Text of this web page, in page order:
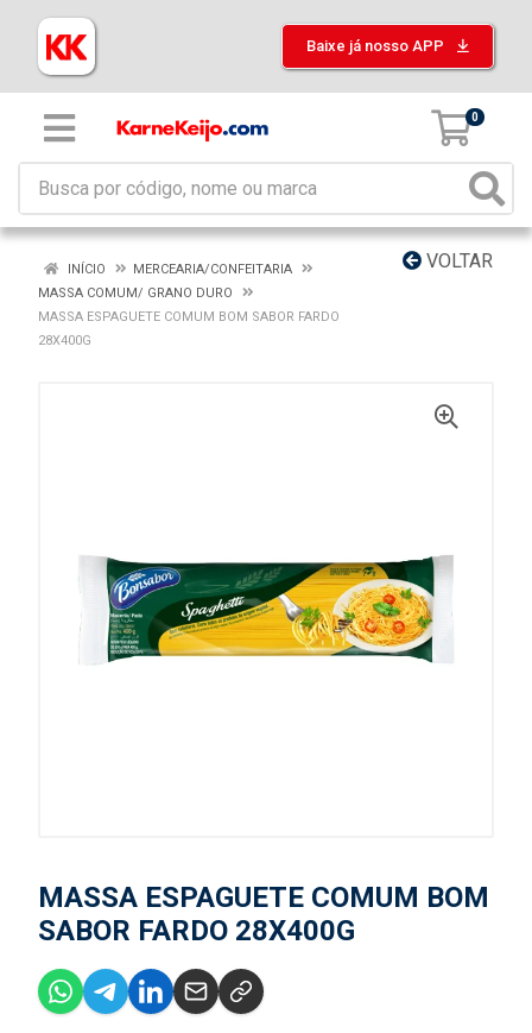
Baixe já nosso APP
0
VOLTAR
INÍCIO
MERCEARIA/CONFEITARIA
MASSA COMUM/ GRANO DURO
MASSA ESPAGUETE COMUM BOM SABOR FARDO
28X400G
MASSA ESPAGUETE COMUM BOM
SABOR FARDO 28X400G